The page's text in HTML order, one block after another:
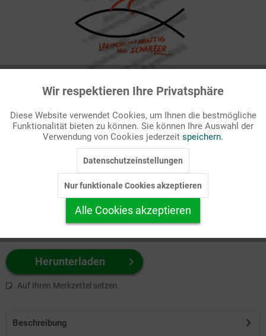
Passende Stichworte
Kirche
zuerst Ihr Produktformat aus.
z.B. Farbe-Grafik, Schwarz-Weiß-Grafik, mit/ohne Text ...
Herunterladen
Auf Ihren Merkzettel setzen
Beschreibung
Funktionale Aktiv
Marketing Inaktiv
Personalisierung Inaktiv
Service
Wir respektieren Ihre Privatsphäre
Diese Website verwendet Cookies, um Ihnen die bestmögliche
Funktionalität bieten zu können. Sie können Ihre Auswahl der
Verwendung von Cookies jederzeit speichern.
Datenschutzeinstellungen
Nur funktionale Cookies akzeptieren
Alle Cookies akzeptieren